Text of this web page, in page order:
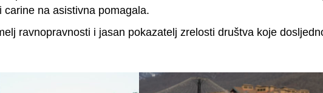
na asistivna pomagala.
ravnopravnosti i jasan pokazatelj zrelosti društva koje